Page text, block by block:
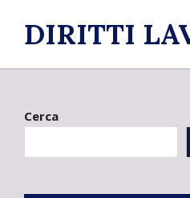
DIRITTI
Cerca